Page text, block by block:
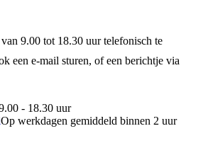
9.00 tot 18.30 uur telefonisch te
een e-mail sturen, of een berichtje via
- 18.30 uur
Op werkdagen gemiddeld binnen 2 uur